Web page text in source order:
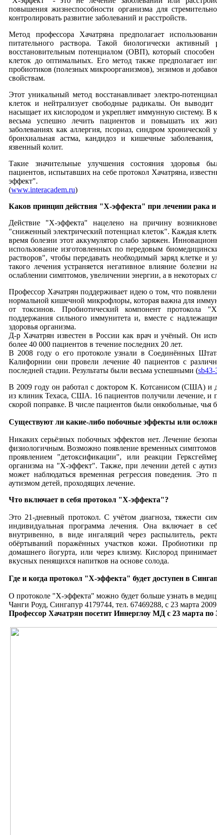
повышения жизнеспособности организма для
контролировать развитие заболеваний и расстройств.
Метод профессора Хачатряна предполагает
питательного раствора. Такой биологически активный
восстановительным потенциалом (ОВП), который способен
клеток до оптимальных. Его метод также предполагает
пробиотиков (полезных микроорганизмов), энзимов и
свойствам.
Этот уникальный метод восстанавливает электро-
клеток и нейтрализует свободные радикалы. Он
насыщает их кислородом и укрепляет иммунную систему.
весьма успешно лечить пациентов и повышать их
заболеваниях как аллергия, псориаз, синдром хронической
бронхиальная астма, кандидоз и кишечные
язвенный колит.
Такие значительные улучшения состояния здоровья
пациентов, испытавших на себе протокол Хачатряна,
эффект".
(www.interacadem.ru)
Каков принцип действия "Х-эффекта" при лечении рака и
Действие "Х-эффекта" нацелено на причину
"сниженный электрический потенциал клеток". Каждая
время болезни этот аккумулятор слабо заряжен.
использование изготовленных по передовым
растворов", чтобы передавать необходимый заряд клетке и
такого лечения устраняется негативное влияние
ослаблении симптомов, увеличении энергии, а в некоторых
Профессор Хачатрян поддерживает идею о том, что
нормальной кишечной микрофлоры, которая важна для
от токсинов. Пробиотический компонент протокола
поддержания сильного иммунитета и, вместе с
здоровья организма.
Д-р Хачатрян известен в России как врач и учёный. Он
более 40 000 пациентов в течение последних 20 лет.
В 2008 году о его протоколе узнали в Соединённых
Калифорнии они провели лечение 40 пациентов с
последней стадии. Результаты были весьма успешными (sb43-
В 2009 году он работал с доктором К. Котсанисом (США)
из клиник Техаса, США. 16 пациентов получили лечение, и
скорой поправке. В числе пациентов были онкобольные, чья
Существуют ли какие-либо побочные эффекты или
Никаких серьёзных побочных эффектов нет. Лечение
физиологичным. Возможно появление временных
проявлением "детоксификации", или реакции
организма на "Х-эффект". Также, при лечении детей с
может наблюдаться временная регрессия поведения.
аутизмом детей, проходящих лечение.
Что включает в себя протокол "Х-эффекта"?
Это 21-дневный протокол. С учётом диагноза, тяжести
индивидуальная программа лечения. Она включает в
внутривенно, в виде ингаляций через распылитель,
обёртываний поражённых участков кожи. Пробиотики
домашнего йогурта, или через клизму. Кислород
вкусных пенящихся напитков на основе солода.
Где и когда протокол "Х-эффекта" будет доступен в
О протоколе "Х-эффекта" можно будет больше узнать в
Чанги Роуд, Сингапур 4179744, тел. 67469288, с 23 марта 2009
Профессор Хачатрян посетит Иннерглоу МД с 23 марта по